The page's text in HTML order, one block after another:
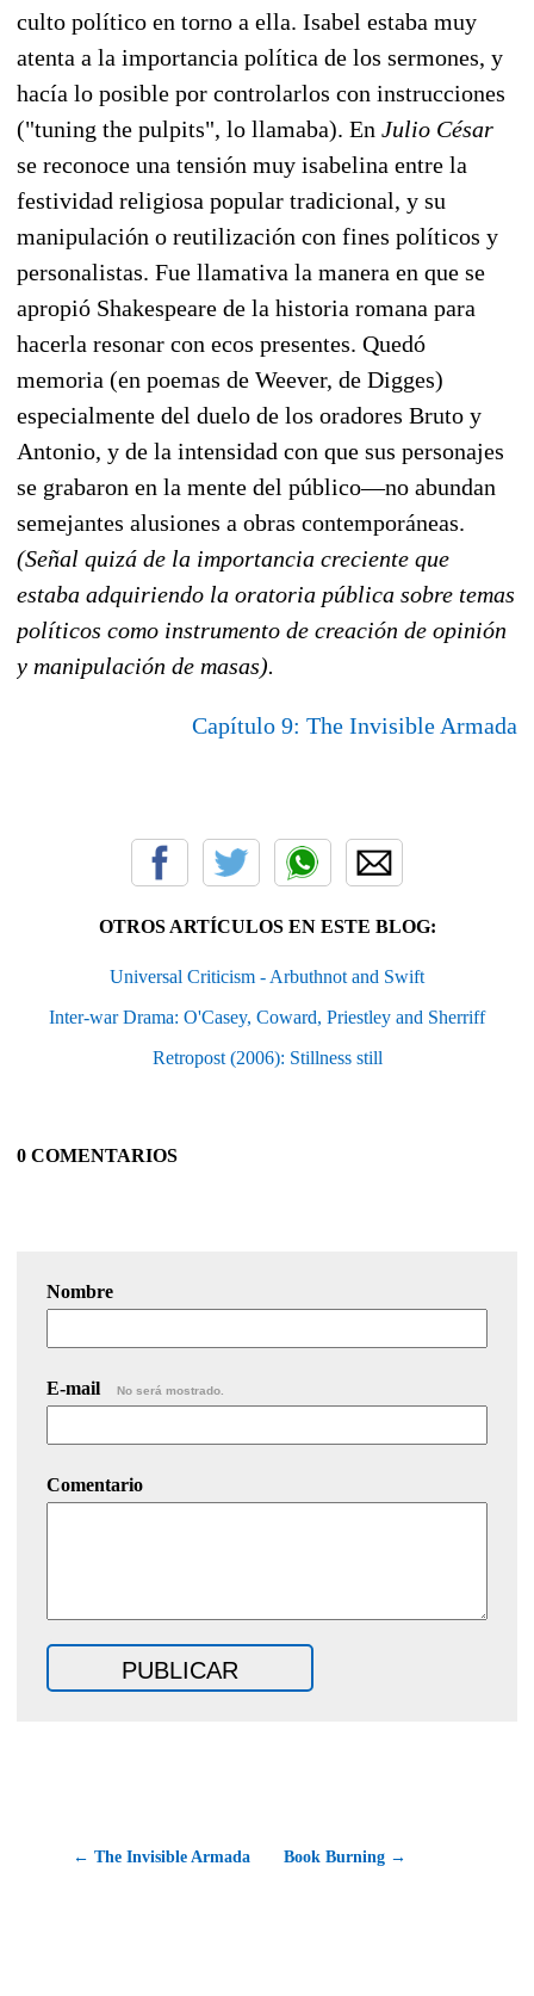
culto político en torno a ella. Isabel estaba muy
atenta a la importancia política de los sermones, y
hacía lo posible por controlarlos con instrucciones
("tuning the pulpits", lo llamaba). En Julio César
se reconoce una tensión muy isabelina entre la
festividad religiosa popular tradicional, y su
manipulación o reutilización con fines políticos y
personalistas. Fue llamativa la manera en que se
apropió Shakespeare de la historia romana para
hacerla resonar con ecos presentes. Quedó
memoria (en poemas de Weever, de Digges)
especialmente del duelo de los oradores Bruto y
Antonio, y de la intensidad con que sus personajes
se grabaron en la mente del público—no abundan
semejantes alusiones a obras contemporáneas.
(Señal quizá de la importancia creciente que
estaba adquiriendo la oratoria pública sobre temas
políticos como instrumento de creación de opinión
y manipulación de masas).
Capítulo 9: The Invisible Armada
OTROS ARTÍCULOS EN ESTE BLOG:
Universal Criticism - Arbuthnot and Swift
Inter-war Drama: O'Casey, Coward, Priestley and Sherriff
Retropost (2006): Stillness still
0 COMENTARIOS
Nombre
E-mail No será mostrado.
Comentario
← The Invisible Armada Book Burning →